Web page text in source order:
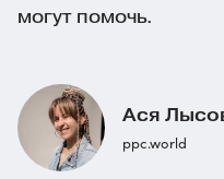
могут помочь.
Ася
ppc.world